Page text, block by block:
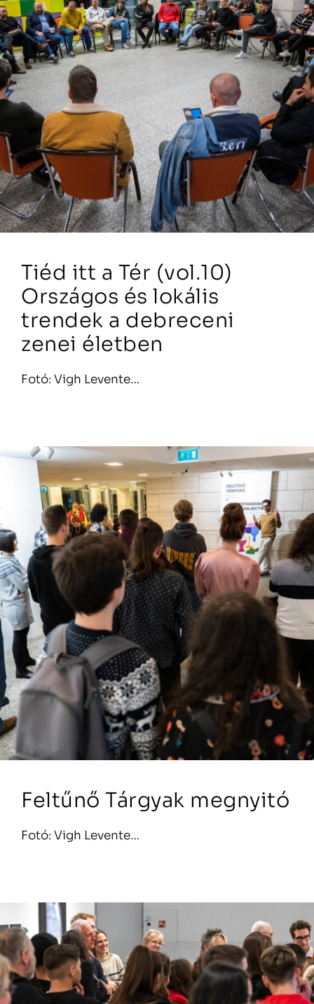
Tiéd itt a Tér (vol.10)
Országos és lokális
trendek a debreceni
zenei életben
Fotó: Vigh Levente…
Feltűnő Tárgyak megnyitó
Fotó: Vigh Levente…